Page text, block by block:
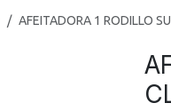
AFEITADORA 1 RODILLO